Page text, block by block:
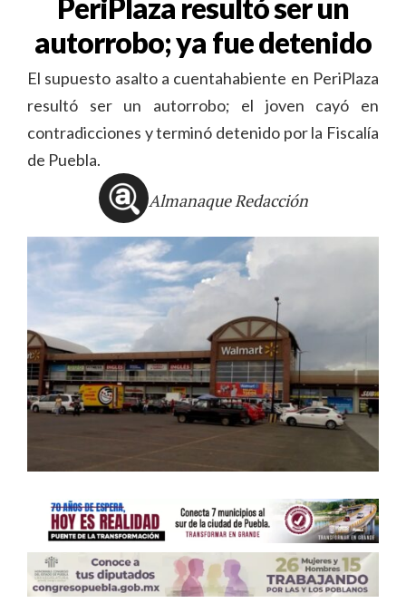
PeriPlaza resultó ser un
autorrobo; ya fue detenido
El supuesto asalto a cuentahabiente en PeriPlaza
resultó ser un autorrobo; el joven cayó en
contradicciones y terminó detenido por la Fiscalía
de Puebla.
Almanaque Redacción